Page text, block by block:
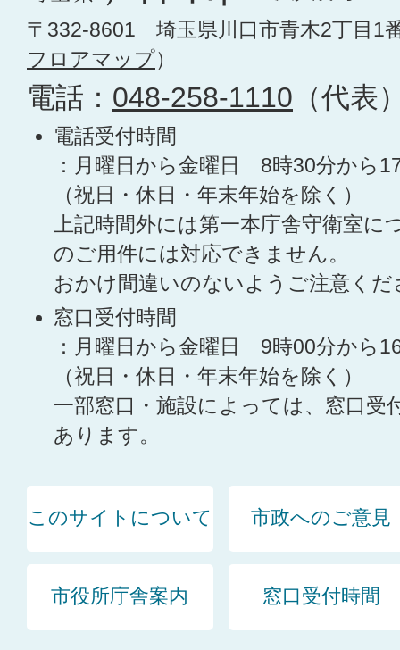
〒332-8601 埼玉県川口市青木2丁目1
フロアマップ）
電話： 048-258-1110 （代表
電話受付時間
：月曜日から金曜日 8時30分から
（祝日・休日・年末年始を除く）
上記時間外には第一本庁舎守衛室に
のご用件には対応できません。
おかけ間違いのないようご注意くだ
窓口受付時間
：月曜日から金曜日 9時00分から
（祝日・休日・年末年始を除く）
一部窓口・施設によっては、窓口受
あります。
このサイトについて 市政へのご意見
市役所庁舎案内 窓口受付時間